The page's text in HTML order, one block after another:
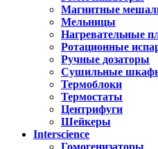
Магнитные
Мельницы
Нагревательные
Ротационные
Ручные дозаторы
Сушильные
Термоблоки
Термостаты
Центрифуги
Шейкеры
Interscience
Гомогенизаторы